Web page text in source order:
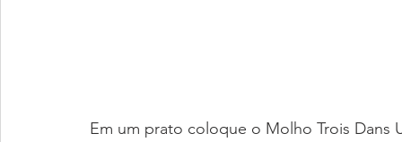
Em um prato coloque o Molho Trois Dans